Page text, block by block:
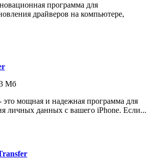
программа для
драйверов на компьютере,
Мб
это мощная и надежная программа для
личных данных с вашего iPhone. Если...